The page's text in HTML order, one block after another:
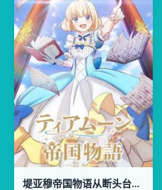
堤亚穆帝国物语从断头台开始，公主重生后的逆转人生